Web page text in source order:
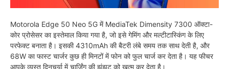
Motorola Edge 50 Neo 5G में MediaTek Dimensity 7300 ऑक्टा-
कोर प्रोसेसर का इस्तेमाल किया गया है, जो इसे गेमिंग और मल्टीटास्किंग के लिए
परफेक्ट बनाता है। इसकी 4310mAh की बैटरी लंबे समय तक साथ देती है, और
68W का फास्ट चार्जर कुछ ही मिनटों में फोन को फुल चार्ज कर देता है। यह फीचर
आपके व्यस्त दिनचर्या में चार्जिंग की झंझट को खत्म कर देता है।